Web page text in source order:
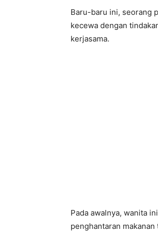
Baru-baru ini, seorang
kecewa dengan
kerjasama.
Pada awalnya, wanita
penghantaran